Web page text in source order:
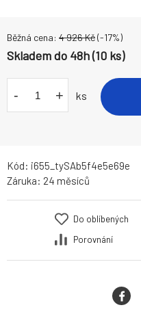
Běžná cena: 4 926Kč(-17%)
Skladem do 48h (10 ks)
- + ks
Kód: i655_tySAb5f4e5e69e
Záruka: 24 měsíců
Do oblíbených
Porovnání